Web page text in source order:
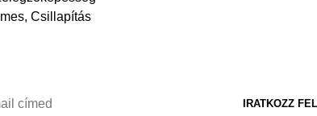
Csillapítás